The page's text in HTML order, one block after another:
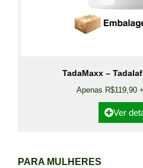
TadaMaxx –
Apenas R$119,90
Ver
PARA MULHERES